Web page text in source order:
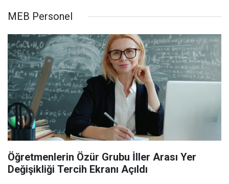
MEB Personel
Öğretmenlerin Özür Grubu İller Arası Yer
Değişikliği Tercih Ekranı Açıldı